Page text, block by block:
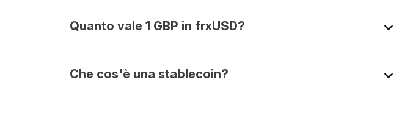
Quanto vale 1 GBP in frxUSD?
Che cos'è una stablecoin?